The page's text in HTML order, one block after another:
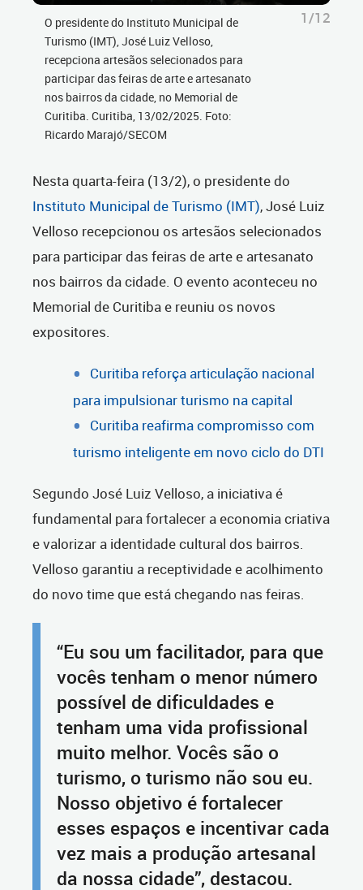
O presidente do Instituto Municipal de
Turismo (IMT), José Luiz Velloso,
recepciona artesãos selecionados para
participar das feiras de arte e artesanato
nos bairros da cidade, no Memorial de
Curitiba. Curitiba, 13/02/2025. Foto:
Ricardo Marajó/SECOM
1/12
Nesta quarta-feira (13/2), o presidente do
Instituto Municipal de Turismo (IMT), José Luiz
Velloso recepcionou os artesãos selecionados
para participar das feiras de arte e artesanato
nos bairros da cidade. O evento aconteceu no
Memorial de Curitiba e reuniu os novos
expositores.
Curitiba reforça articulação nacional
para impulsionar turismo na capital
Curitiba reafirma compromisso com
turismo inteligente em novo ciclo do DTI
Segundo José Luiz Velloso, a iniciativa é
fundamental para fortalecer a economia criativa
e valorizar a identidade cultural dos bairros.
Velloso garantiu a receptividade e acolhimento
do novo time que está chegando nas feiras.
“Eu sou um facilitador, para que
vocês tenham o menor número
possível de dificuldades e
tenham uma vida profissional
muito melhor. Vocês são o
turismo, o turismo não sou eu.
Nosso objetivo é fortalecer
esses espaços e incentivar cada
vez mais a produção artesanal
da nossa cidade”, destacou.